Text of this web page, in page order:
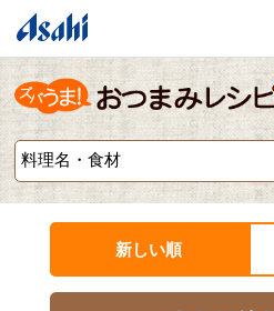
新しい順